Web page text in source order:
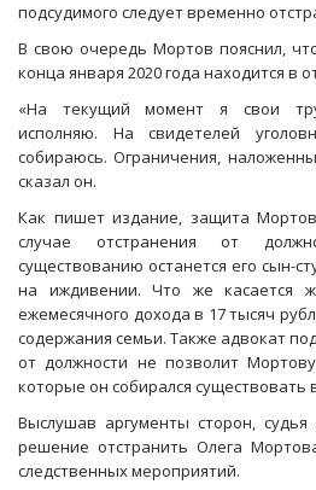
подсудимого следует временно
В свою очередь Мортов пояснил,
конца января 2020 года находится в
«На текущий момент я свои
исполняю. На свидетелей
собираюсь. Ограничения,
сказал он.
Как пишет издание, защита
случае отстранения от
существованию останется его сын-
на иждивении. Что же касается
ежемесячного дохода в 17 тысяч
содержания семьи. Также адвокат
от должности не позволит
которые он собирался существовать
Выслушав аргументы сторон,
решение отстранить Олега
следственных мероприятий.